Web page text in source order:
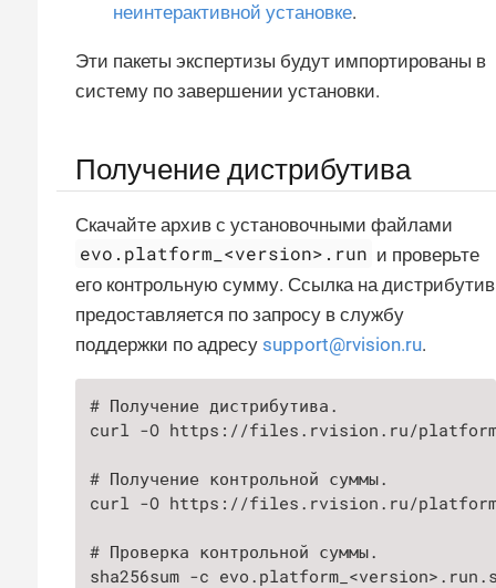
неинтерактивной установке.
Эти пакеты экспертизы будут импортированы в
систему по завершении установки.
Получение дистрибутива
Скачайте архив с установочными файлами
evo.platform_<version>.run и проверьте
его контрольную сумму. Ссылка на дистрибутив
предоставляется по запросу в службу
поддержки по адресу support@rvision.ru.
# Получение дистрибутива.
curl -O https://files.rvision.ru/platform/
# Получение контрольной суммы.
curl -O https://files.rvision.ru/platform/
# Проверка контрольной суммы.
sha256sum -c